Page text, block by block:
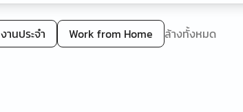
งานประจำ Work from Home ล้างทั้งหมด